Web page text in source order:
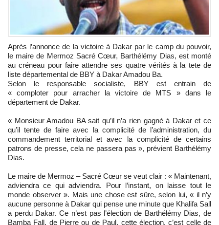
Après l’annonce de la victoire à Dakar par le camp du pouvoir,
le maire de Mermoz Sacré Cœur, Barthélémy Dias, est monté
au créneau pour faire attendre ses quatre vérités à la tete de
liste départemental de BBY à Dakar Amadou Ba.
Selon le responsable socialiste, BBY est entrain de
« comploter pour arracher la victoire de MTS » dans le
département de Dakar.
« Monsieur Amadou BA sait qu’il n’a rien gagné à Dakar et ce
qu’il tente de faire avec la complicité de l’administration, du
commandement territorial et avec la complicité de certains
patrons de presse, cela ne passera pas », prévient Barthélémy
Dias.
Le maire de Mermoz – Sacré Cœur se veut clair : « Maintenant,
adviendra ce qui adviendra. Pour l’instant, on laisse tout le
monde observer ». Mais une chose est sûre, selon lui, « il n’y
aucune personne à Dakar qui pense une minute que Khalifa Sall
a perdu Dakar. Ce n’est pas l’élection de Barthélémy Dias, de
Bamba Fall, de Pierre ou de Paul, cette élection, c’est celle de